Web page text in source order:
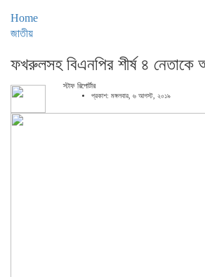
Home
জাতীয়
ফখরুলসহ বিএনপির শীর্ষ ৪ নেতাকে
স্টাফ রিপোর্টার
প্রকাশ: মঙ্গলবার, ৬ আগস্ট, ২০১৯